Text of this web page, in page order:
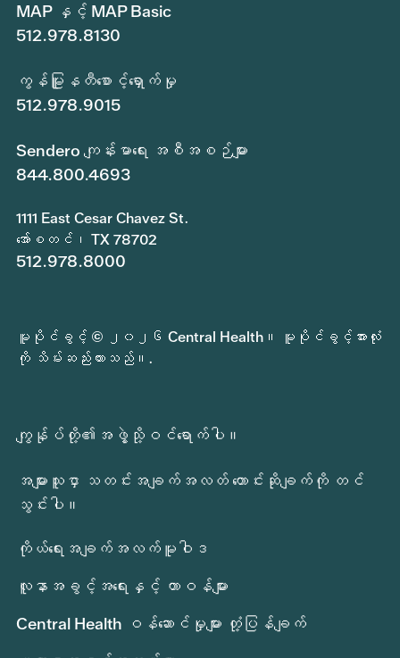
MAP နှင့် MAP Basic
512.978.8130
ကွန်မြူနတီစောင့်ရှောက်မှု
512.978.9015
Sendero ကျန်းမာရေး အစီအစဉ်များ
844.800.4693
1111 East Cesar Chavez St.
အော်စတင်၊ TX 78702
512.978.8000
မူပိုင်ခွင့် © ၂၀၂၆ Central Health။ မူပိုင်ခွင့်အားလုံး
ကို သိမ်းဆည်းထားသည်။.
ကျွန်ုပ်တို့၏အဖွဲ့သို့ဝင်ရောက်ပါ။
အများသူငှာ သတင်းအချက်အလတ် တောင်းဆိုချက်ကို တင်
သွင်းပါ။
ကိုယ်ရေးအချက်အလက်မူဝါဒ
လူနာအခွင့်အရေးနှင့် တာဝန်များ
Central Health ဝန်ဆောင်မှုများ တုံ့ပြန်ချက်